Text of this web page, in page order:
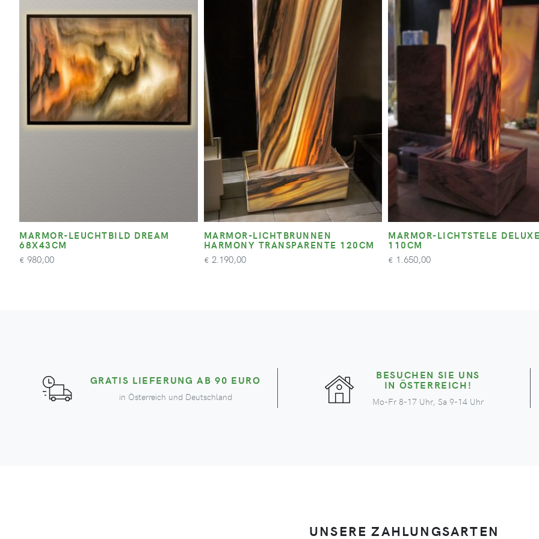
MARMOR-LEUCHTBILD DREAM
68X43CM
€ 980,00
MARMOR-LICHTBRUNNEN
HARMONY TRANSPARENTE 120CM
€ 2.190,00
MARMOR-LICHTSTELE
110CM
€ 1.650,00
GRATIS LIEFERUNG AB 90 EURO
in Österreich und Deutschland
BESUCHEN SIE UNS
IN ÖSTERREICH!
Mo-Fr 8-17 Uhr, Sa 9-14 Uhr
UNSERE ZAHLUNGSARTEN